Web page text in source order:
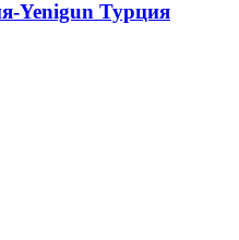
Yenigun Турция